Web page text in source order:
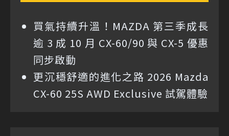
買氣持續升溫！MAZDA 第三季成長
逾 3 成 10 月 CX-60/90 與 CX-5 優惠
同步啟動
更沉穩舒適的進化之路 2026 Mazda
CX-60 25S AWD Exclusive 試駕體驗